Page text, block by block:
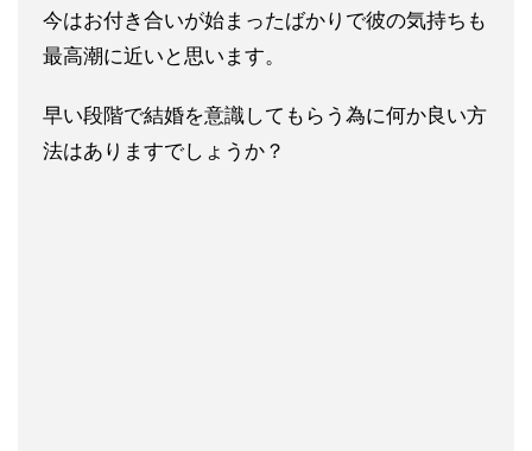
今はお付き合いが始まったばかりで彼の気持ちも
最高潮に近いと思います。
早い段階で結婚を意識してもらう為に何か良い方
法はありますでしょうか？